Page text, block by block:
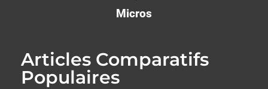
Micros
Articles Comparatifs
Populaires